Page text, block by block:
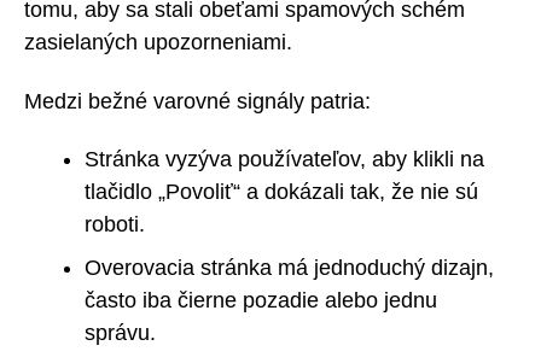
tomu, aby sa stali obeťami spamových schém
zasielaných upozorneniami.
Medzi bežné varovné signály patria:
Stránka vyzýva používateľov, aby klikli na
tlačidlo „Povoliť“ a dokázali tak, že nie sú
roboti.
Overovacia stránka má jednoduchý dizajn,
často iba čierne pozadie alebo jednu
správu.